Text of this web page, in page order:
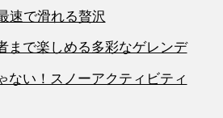
速で滑れる贅沢
まで楽しめる多彩なゲレンデ
ない！スノーアクティビティ